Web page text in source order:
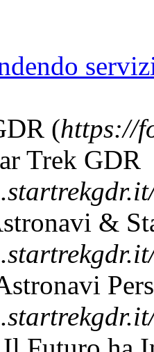
(https://
Trek GDR
&